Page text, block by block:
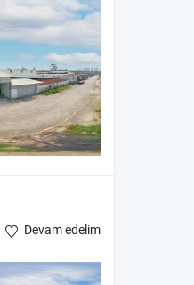
Devam edelim